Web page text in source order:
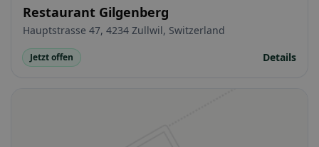
Restaurant Gilgenberg
Hauptstrasse 47, 4234 Zullwil, Switzerland
Jetzt offen Details